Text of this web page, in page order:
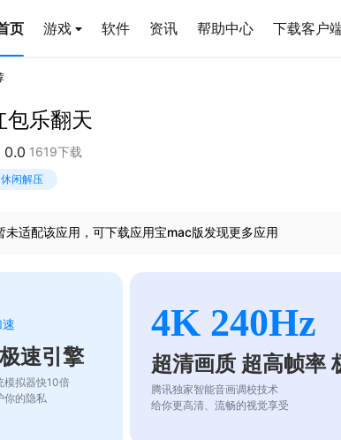
页 游戏 软件 资讯 帮助中心 下载客户
包乐翻天
0.0 1619下载
休闲解压
未适配该应用，可下载应用宝mac版发现更多应用
速
速引擎
模拟器快10倍
你的隐私
4K 240Hz
超清画质 超高帧率
腾讯独家智能音画调校技术
给你更高清、流畅的视觉享受